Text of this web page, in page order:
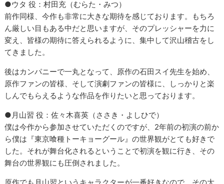
●ウタ 役：村田充（むらた・みつ）
前作同様、今作も非常に大きな期待を感じております。もちろ
ん厳しい目もある中だと思いますが、そのプレッシャーを力に
変え、皆様の期待に答えられるように、集中して沢山稽古をし
てきました。
後はカンパニーで一丸となって、原作の石田スイ先生を始め、
原作ファンの皆様、そして演劇ファンの皆様に、しっかりと楽
しんでもらえるような作品を作りたいと思っております。
●月山習 役：佐々木喜英（ささき・よしひで）
僕は今作から参加させていただくのですが、2年前の初演の前か
ら僕は『東京喰種トーキョーグール』の世界観がとても好きで
した。それが舞台化されるということで初演を観に行き、その
舞台の世界観にも圧倒されました。